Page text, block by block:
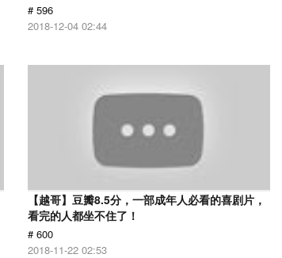
# 596
2018-12-04 02:44
【越哥】豆瓣8.5分，一部成年人必看的喜剧片，
看完的人都坐不住了！
# 600
2018-11-22 02:53